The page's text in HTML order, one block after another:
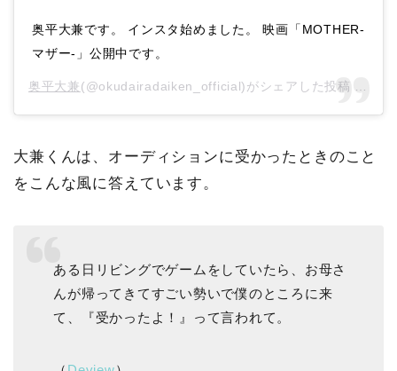
奥平大兼です。 インスタ始めました。 映画「MOTHER-
マザー-」公開中です。
奥平大兼(@okudairadaiken_official)がシェアした投稿 –
大兼くんは、オーディションに受かったときのこと
をこんな風に答えています。
ある日リビングでゲームをしていたら、お母さ
んが帰ってきてすごい勢いで僕のところに来
て、『受かったよ！』って言われて。